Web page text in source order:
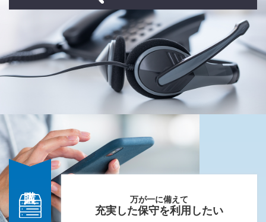
万が一に備えて
充実した保守を利用したい